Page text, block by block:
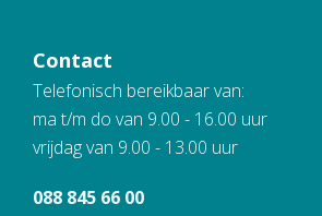
Contact
Telefonisch bereikbaar van:
ma t/m do van 9.00 - 16.00 uur
vrijdag van 9.00 - 13.00 uur
088 845 66 00